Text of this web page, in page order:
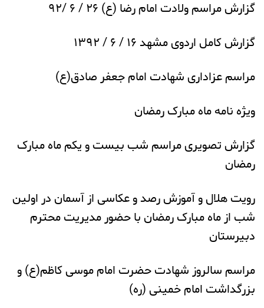
گزارش مراسم ولادت امام رضا (ع) ۲۶ / ۶ /۹۲
گزارش کامل اردوی مشهد ۱۶ / ۶ / ۱۳۹۲
مراسم عزاداری شهادت امام جعفر صادق(ع)
ویژه نامه ماه مبارک رمضان
گزارش تصویری مراسم شب بیست و یکم ماه مبارک
رمضان
رویت هلال و آموزش رصد و عکاسی از آسمان در اولین
شب از ماه مبارک رمضان با حضور مدیریت محترم
دبیرستان
مراسم سالروز شهادت حضرت امام موسی کاظم(ع) و
بزرگداشت امام خمینی (ره)